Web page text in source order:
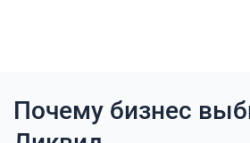
Почему бизнес